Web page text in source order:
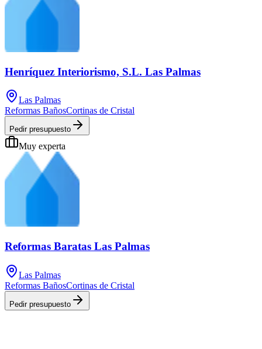
Henríquez Interiorismo, S.L. Las Palmas
Las Palmas
Reformas BañosCortinas de Cristal
Pedir presupuesto
Muy experta
Reformas Baratas Las Palmas
Las Palmas
Reformas BañosCortinas de Cristal
Pedir presupuesto